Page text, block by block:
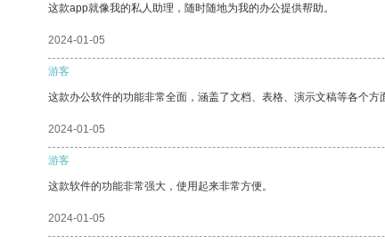
这款app就像我的私人助理，随时随地为我的办公提供帮助。
2024-01-05
游客
这款办公软件的功能非常全面，涵盖了文档、表格、演示文稿等各个方
2024-01-05
游客
这款软件的功能非常强大，使用起来非常方便。
2024-01-05